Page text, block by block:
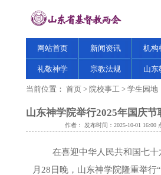
网站首页 新闻资讯 机构
礼敬神学 宗教法规 山东
当前位置： 首页 > 院校事工 > 学生园地
山东神学院举行2025年国庆节
作者： 发布时间：2025-10-01 16:00
在喜迎中华人民共和国七
月28日晚，山东神学院隆重举行